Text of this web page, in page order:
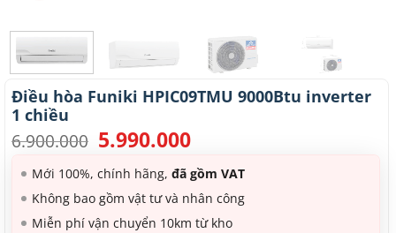
Điều hòa Funiki HPIC09TMU 9000Btu inverter
1 chiều
6.900.000 Giá
gốc
là:
6.900.000.
5.990.000Giá
tại
là:
5.990.000.
Mới 100%, chính hãng, đã gồm VAT
Không bao gồm vật tư và nhân công
Miễn phí vận chuyển 10km từ kho